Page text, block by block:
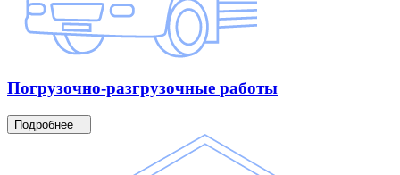
Погрузочно-разгрузочные работы
Подробнее